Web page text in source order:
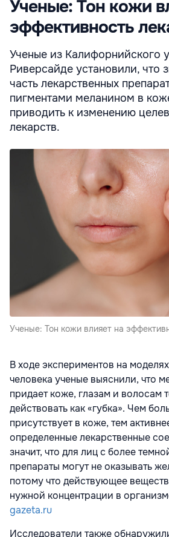
Ученые: Тон кожи
эффективность
Ученые из Калифорнийского
Риверсайде установили, что
часть лекарственных
пигментами меланином в
приводить к изменению
лекарств.
Ученые: Тон кожи влияет на
В ходе экспериментов на
человека ученые выяснили, что
придает коже, глазам и волосам
действовать как «губка». Чем
присутствует в коже, тем
определенные лекарственные
значит, что для лиц с более
препараты могут не оказывать
потому что действующее
нужной концентрации в
gazeta.ru
Исследователи также